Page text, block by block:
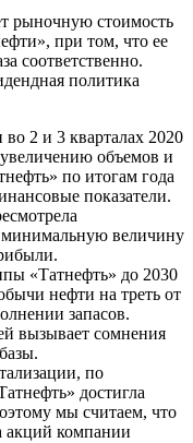
рыночную стоимость
при том, что ее
соответственно.
политика
2 и 3 кварталах 2020
объемов и
по итогам года
показатели.
величину
«Татнефть» до 2030
нефти на треть от
запасов.
вызывает сомнения
по
достигла
мы считаем, что
акций компании